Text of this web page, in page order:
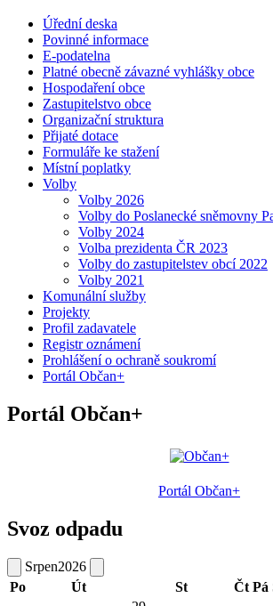
Úřední deska
Povinné informace
E-podatelna
Platné obecně závazné vyhlášky obce
Hospodaření obce
Zastupitelstvo obce
Organizační struktura
Přijaté dotace
Formuláře ke stažení
Místní poplatky
Volby
Volby 2026
Volby do Poslanecké sněmovny
Volby 2024
Volba prezidenta ČR 2023
Volby do zastupitelstev obcí 2022
Volby 2021
Komunální služby
Projekty
Profil zadavatele
Registr oznámení
Prohlášení o ochraně soukromí
Portál Občan+
Portál Občan+
Portál Občan+
Svoz odpadu
Srpen2026
Po
Út St Čt Pá